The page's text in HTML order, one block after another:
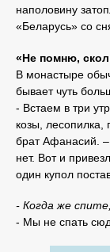
наполовину
«Беларусь» со
«Не помню,
В монастыре
бывает чуть
- Встаем в три
козы, лесопилка,
брат Афанасий. –
нет. Вот и
один купол
- Когда же
- Мы не спать